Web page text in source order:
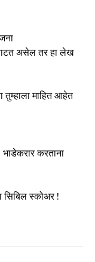
असेल तर हा लेख
तुम्हाला माहित आहेत
करताना
सिबिल स्कोअर !